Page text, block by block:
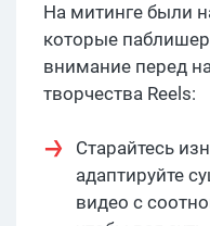
На митинге были
которые
внимание перед
творчества Reels:
Старайтесь
адаптируйте
видео с